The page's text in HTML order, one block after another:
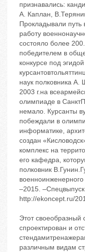
признавались:
А. Каплан,
Прокладывали путь
работу
состояло более
победителем в
конкурсе под
наук полковника А.
2003 г.на
олимпиаде в
немало. Курсанты
побеждали в
информатике,
создан
комплекс на
его кафедра,
полковник
–2015.
http://ekoncept.ru/
Этот своеобразный
спроектирован и
различным видам